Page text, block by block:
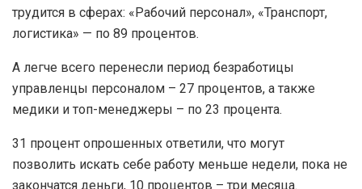
трудится в сферах: «Рабочий персонал», «Транспорт,
логистика» — по 89 процентов.
А легче всего перенесли период безработицы
управленцы персоналом – 27 процентов, а также
медики и топ-менеджеры – по 23 процента.
31 процент опрошенных ответили, что могут
позволить искать себе работу меньше недели, пока не
закончатся деньги, 10 процентов – три месяца.